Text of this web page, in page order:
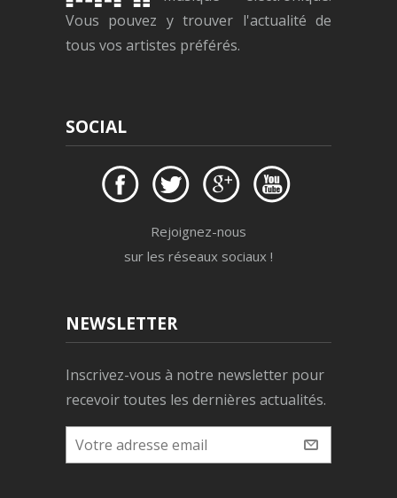
Vous pouvez y trouver l'actualité de
tous vos artistes préférés.
SOCIAL
Rejoignez-nous
sur les réseaux sociaux !
NEWSLETTER
Inscrivez-vous à notre newsletter pour
recevoir toutes les dernières actualités.